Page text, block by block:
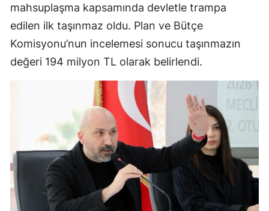
mahsuplaşma kapsamında devletle trampa
edilen ilk taşınmaz oldu. Plan ve Bütçe
Komisyonu’nun incelemesi sonucu taşınmazın
değeri 194 milyon TL olarak belirlendi.